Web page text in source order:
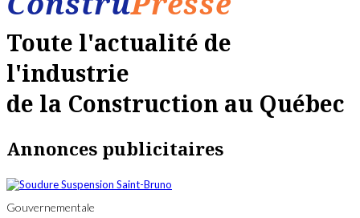
Toute l'actualité de
l'industrie
de la Construction au Québec
Annonces publicitaires
Gouvernementale